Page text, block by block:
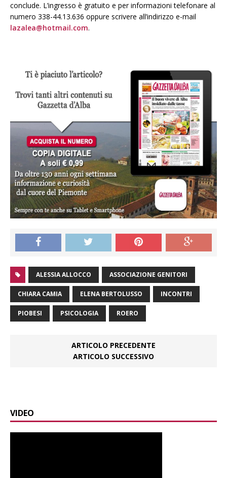
conclude. L’ingresso è gratuito e per informazioni telefonare al
numero 338-44.13.636 oppure scrivere all’indirizzo e-mail
lazalea@hotmail.com.
ALESSIA ALLOCCO ASSOCIAZIONE GENITORI
CHIARA CAMIA ELENA BERTOLUSSO INCONTRI
PIOBESI PSICOLOGIA ROERO
ARTICOLO PRECEDENTE
ARTICOLO SUCCESSIVO
VIDEO